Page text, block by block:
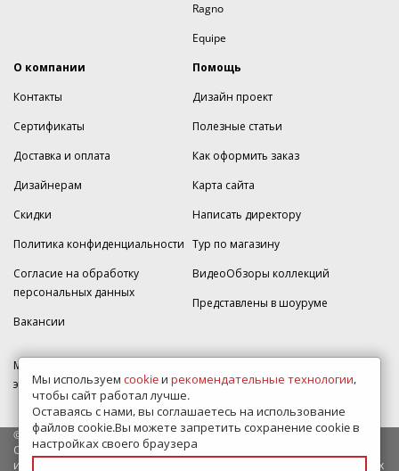
Ragno
Equipe
О компании
Контакты
Сертификаты
Доставка и оплата
Дизайнерам
Скидки
Политика конфиденциальности
Согласие на обработку
персональных данных
Вакансии
Помощь
Дизайн проект
Полезные статьи
Как оформить заказ
Карта сайта
Написать директору
Тур по магазину
ВидеоОбзоры коллекций
Представлены в шоуруме
МКАД 2км внешняя сторона, д. 2, ТРЦ "Шоколад" (РИО) Реутов, -1
этаж, магазин Плитка-SDVK.
© 2009—2026 г. Все права защищены
Обращаем Ваше внимание на то, что данный интернет-сайт носит
исключительно информационный характер и ни при каких условиях
Мы используем cookieи рекомендательные технологии,
чтобы сайт работал лучше.
Оставаясь с нами, вы соглашаетесь на использование
файлов cookie.Вы можете запретить сохранение cookie в
настройках своего браузера